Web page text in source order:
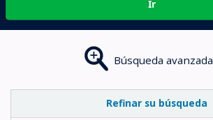
Ir
Búsqueda avanzada
Refinar su búsqueda